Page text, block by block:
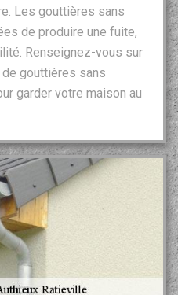
Les gouttières sans
de produire une fuite,
Renseignez-vous sur
gouttières sans
garder votre maison au